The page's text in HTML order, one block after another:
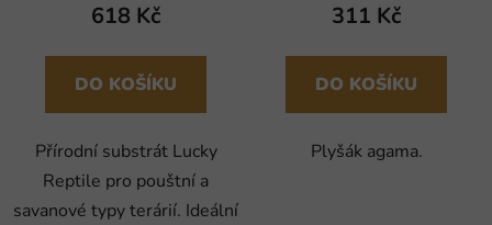
618 Kč
DO KOŠÍKU
Přírodní substrát Lucky
Reptile pro pouštní a
savanové typy terárií. Ideální
311 Kč
DO KOŠÍKU
Plyšák agama.